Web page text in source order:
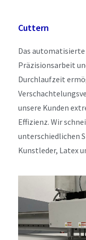
Cuttern
Das
Präzisionsarbeit
Durchlaufzeit
unsere Kunden
Effizienz. Wir
unterschiedlichen
Kunstleder, Latex